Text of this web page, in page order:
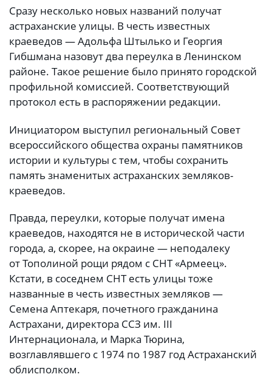
Сразу несколько новых названий получат
астраханские улицы. В честь известных
краеведов — Адольфа Штылько и Георгия
Гибшмана назовут два переулка в Ленинском
районе. Такое решение было принято городской
профильной комиссией. Соответствующий
протокол есть в распоряжении редакции.
Инициатором выступил региональный Совет
всероссийского общества охраны памятников
истории и культуры с тем, чтобы сохранить
память знаменитых астраханских земляков-
краеведов.
Правда, переулки, которые получат имена
краеведов, находятся не в исторической части
города, а, скорее, на окраине — неподалеку
от Тополиной рощи рядом с СНТ «Армеец».
Кстати, в соседнем СНТ есть улицы тоже
названные в честь известных земляков —
Семена Аптекаря, почетного гражданина
Астрахани, директора ССЗ им. III
Интернационала, и Марка Тюрина,
возглавлявшего с 1974 по 1987 год Астраханский
облисполком.